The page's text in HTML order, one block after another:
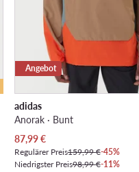
Angebot
adidas
Anorak · Bunt
Aktueller Preis
87,99€
Regulärer Preis159,99 €-45%
Niedrigster Preis98,99 €-11%